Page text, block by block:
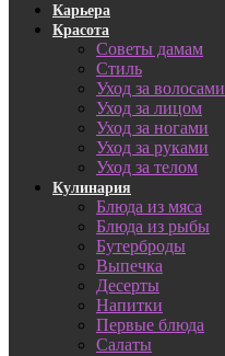
Карьера
Красота
Советы дамам
Стиль
Уход за волосами
Уход за лицом
Уход за ногами
Уход за руками
Уход за телом
Кулинария
Блюда из мяса
Блюда из рыбы
Бутерброды
Выпечка
Десерты
Напитки
Первые блюда
Салаты